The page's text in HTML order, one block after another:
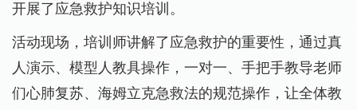
开展了应急救护知识培训。
活动现场，培训师讲解了应急救护的重要性，通过真
人演示、模型人教具操作，一对一、手把手教导老师
们心肺复苏、海姆立克急救法的规范操作，让全体教